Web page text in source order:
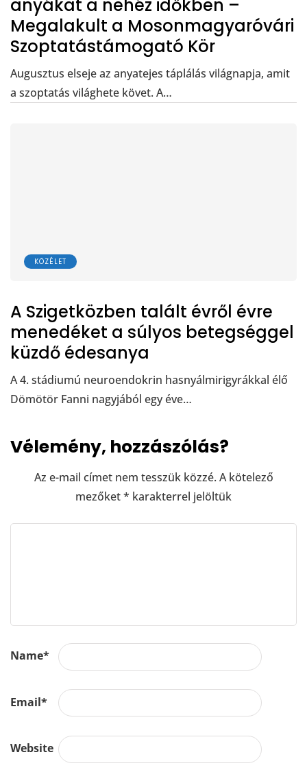
anyákat a nehéz időkben –
Megalakult a Mosonmagyaróvári
Szoptatástámogató Kör
Augusztus elseje az anyatejes táplálás világnapja, amit
a szoptatás világhete követ. A…
KÖZÉLET
A Szigetközben talált évről évre
menedéket a súlyos betegséggel
küzdő édesanya
A 4. stádiumú neuroendokrin hasnyálmirigyrákkal élő
Dömötör Fanni nagyjából egy éve…
Vélemény, hozzászólás?
Az e-mail címet nem tesszük közzé. A kötelező
mezőket* karakterrel jelöltük
Name*
Email*
Website